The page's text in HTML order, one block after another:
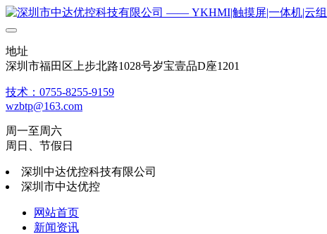
地址
深圳市福田区上步北路1028号岁宝壹品D座1201
技术：0755-8255-9159
wzbtp@163.com
周一至周六
周日、节假日
深圳中达优控科技有限公司
深圳市中达优控
网站首页
新闻资讯